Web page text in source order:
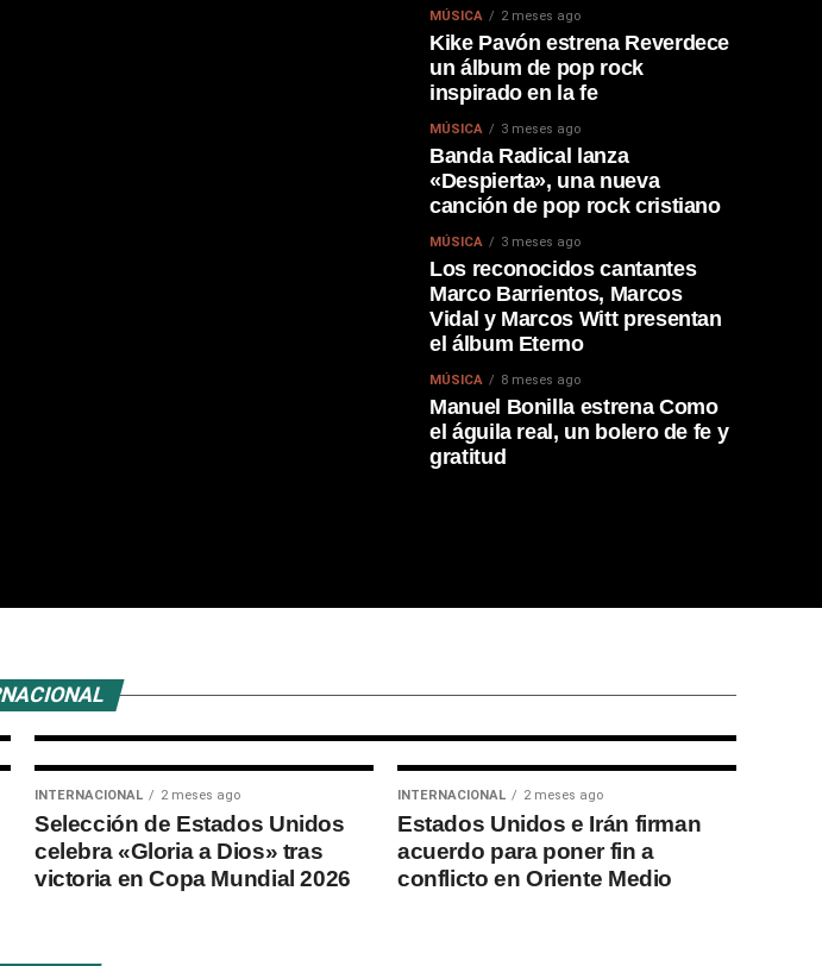
MÚSICA 2 meses ago
Kike Pavón estrena Reverdece
un álbum de pop rock
inspirado en la fe
MÚSICA 3 meses ago
Banda Radical lanza
«Despierta», una nueva
canción de pop rock cristiano
MÚSICA 3 meses ago
Los reconocidos cantantes
Marco Barrientos, Marcos
Vidal y Marcos Witt presentan
el álbum Eterno
MÚSICA 8 meses ago
Manuel Bonilla estrena Como
el águila real, un bolero de fe y
gratitud
a Argentina
INTERNACIONAL 2 meses ago
Selección de Estados Unidos
celebra «Gloria a Dios» tras
victoria en Copa Mundial 2026
INTERNACIONAL 2 meses ago
Estados Unidos e Irán firman
acuerdo para poner fin a
conflicto en Oriente Medio